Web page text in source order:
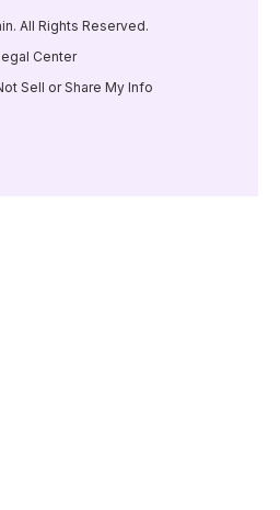
All Rights Reserved.
Center
Sell or Share My Info